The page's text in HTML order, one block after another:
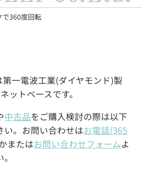
第一電波工業(ダイヤモンド)製
ットベースです。
中古品をご購入検討の際は以下
い。お問い合わせはお電話(365
またはお問い合わせフォームよ
360度回転